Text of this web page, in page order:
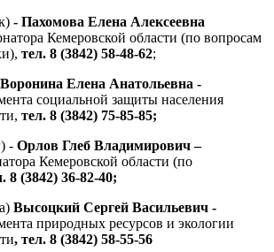
- Пахомова Елена Алексеевна
Кемеровской области (по вопросам
тел. 8 (3842) 58-48-62;
Воронина Елена Анатольевна -
социальной защиты населения
тел. 8 (3842) 75-85-85;
- Орлов Глеб Владимирович –
Кемеровской области (по
8 (3842) 36-82-40;
Высоцкий Сергей Васильевич -
природных ресурсов и экологии
, тел. 8 (3842) 58-55-56